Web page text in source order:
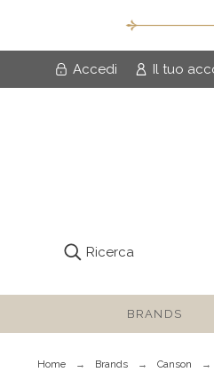
Accedi Il tuo
Ricerca
BRANDS
Home Brands Canson